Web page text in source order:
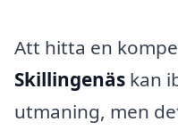
Att hitta en
Skillingenäs kan
utmaning, men